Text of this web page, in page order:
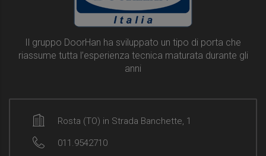
Il gruppo DoorHan ha sviluppato un tipo di porta che
riassume tutta l’esperienza tecnica maturata durante gli
anni
Rosta (TO) in Strada Banchette, 1
011.9542710